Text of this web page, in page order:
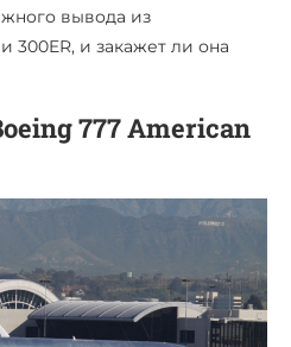
вывода из
300ER, и закажет ли она
777 American